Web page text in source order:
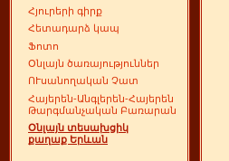
Հյուրերի գիրք
Հետադարձ կապ
Ֆոտո
Օնլայն ծառայություններ
ՈՒսանողական Չատ
Հայերեն-Անգլերեն-Հայերեն
Թարգմանչական Բառարան
Օնլայն տեսախցիկ
քաղաք Երևան